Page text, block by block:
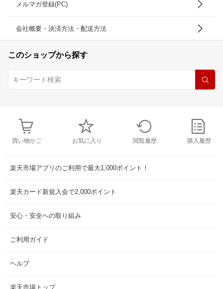
メルマガ登録(PC)
会社概要・決済方法・配送方法
このショップから探す
買い物かご お気に入り 閲覧履歴 購入履歴
楽天市場アプリのご利用で最大1,000ポイント！
楽天カード新規入会で2,000ポイント
安心・安全への取り組み
ご利用ガイド
ヘルプ
楽天市場トップ